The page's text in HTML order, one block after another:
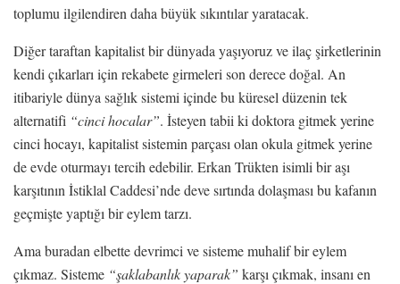
toplumu ilgilendiren daha büyük sıkıntılar yaratacak.
Diğer taraftan kapitalist bir dünyada yaşıyoruz ve ilaç şirketlerinin
kendi çıkarları için rekabete girmeleri son derece doğal. An
itibariyle dünya sağlık sistemi içinde bu küresel düzenin tek
alternatifi “cinci hocalar”. İsteyen tabii ki doktora gitmek yerine
cinci hocayı, kapitalist sistemin parçası olan okula gitmek yerine
de evde oturmayı tercih edebilir. Erkan Trükten isimli bir aşı
karşıtının İstiklal Caddesi’nde deve sırtında dolaşması bu kafanın
geçmişte yaptığı bir eylem tarzı.
Ama buradan elbette devrimci ve sisteme muhalif bir eylem
çıkmaz. Sisteme “şaklabanlık yaparak” karşı çıkmak, insanı en